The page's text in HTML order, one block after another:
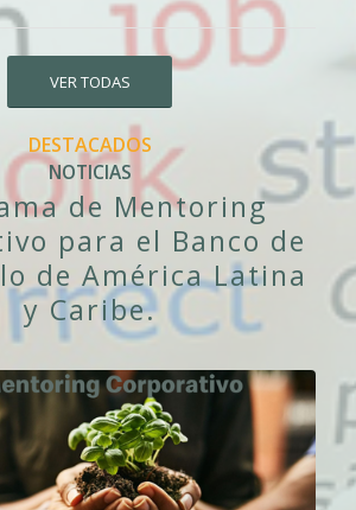
formación […]
VER TODAS
DESTACADOS
NOTICIAS
de Mentoring
para el Banco de
de América Latina
y Caribe.